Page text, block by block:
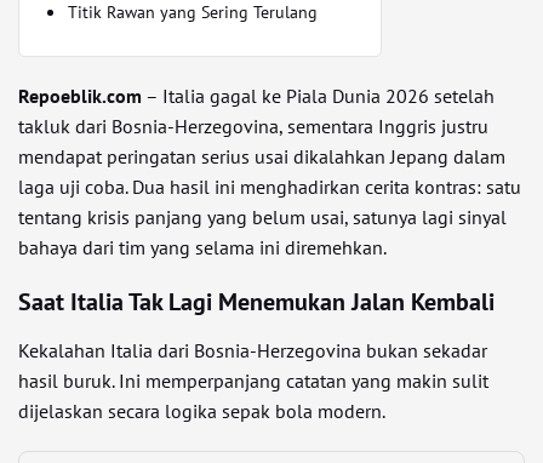
Titik Rawan yang Sering Terulang
Repoeblik.com – Italia gagal ke Piala Dunia 2026 setelah
takluk dari Bosnia-Herzegovina, sementara Inggris justru
mendapat peringatan serius usai dikalahkan Jepang dalam
laga uji coba. Dua hasil ini menghadirkan cerita kontras: satu
tentang krisis panjang yang belum usai, satunya lagi sinyal
bahaya dari tim yang selama ini diremehkan.
Saat Italia Tak Lagi Menemukan Jalan Kembali
Kekalahan Italia dari Bosnia-Herzegovina bukan sekadar
hasil buruk. Ini memperpanjang catatan yang makin sulit
dijelaskan secara logika sepak bola modern.